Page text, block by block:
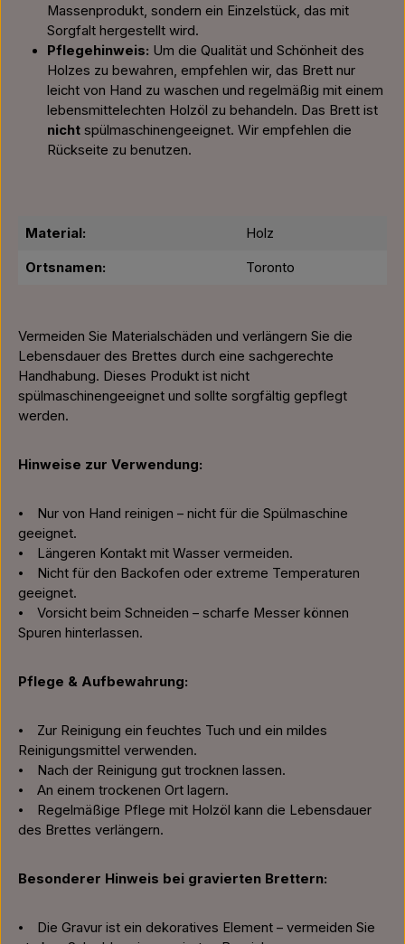
Massenprodukt, sondern ein Einzelstück, das mit
Sorgfalt hergestellt wird.
Pflegehinweis: Um die Qualität und Schönheit des
Holzes zu bewahren, empfehlen wir, das Brett nur
leicht von Hand zu waschen und regelmäßig mit einem
lebensmittelechten Holzöl zu behandeln. Das Brett ist
nicht spülmaschinengeeignet. Wir empfehlen die
Rückseite zu benutzen.
Material: Holz
Ortsnamen: Toronto
Vermeiden Sie Materialschäden und verlängern Sie die
Lebensdauer des Brettes durch eine sachgerechte
Handhabung. Dieses Produkt ist nicht
spülmaschinengeeignet und sollte sorgfältig gepflegt
werden.
Hinweise zur Verwendung:
⦁ Nur von Hand reinigen – nicht für die Spülmaschine
geeignet.
⦁ Längeren Kontakt mit Wasser vermeiden.
⦁ Nicht für den Backofen oder extreme Temperaturen
geeignet.
⦁ Vorsicht beim Schneiden – scharfe Messer können
Spuren hinterlassen.
Pflege & Aufbewahrung:
⦁ Zur Reinigung ein feuchtes Tuch und ein mildes
Reinigungsmittel verwenden.
⦁ Nach der Reinigung gut trocknen lassen.
⦁ An einem trockenen Ort lagern.
⦁ Regelmäßige Pflege mit Holzöl kann die Lebensdauer
des Brettes verlängern.
Besonderer Hinweis bei gravierten Brettern:
⦁ Die Gravur ist ein dekoratives Element – vermeiden Sie